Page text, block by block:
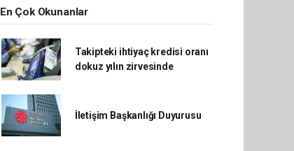
En Çok Okunanlar
Takipteki ihtiyaç kredisi oranı
dokuz yılın zirvesinde
İletişim Başkanlığı Duyurusu